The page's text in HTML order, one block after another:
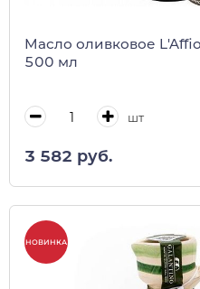
Масло оливковое
500 мл
шт
3 582 руб.
НОВИНКА